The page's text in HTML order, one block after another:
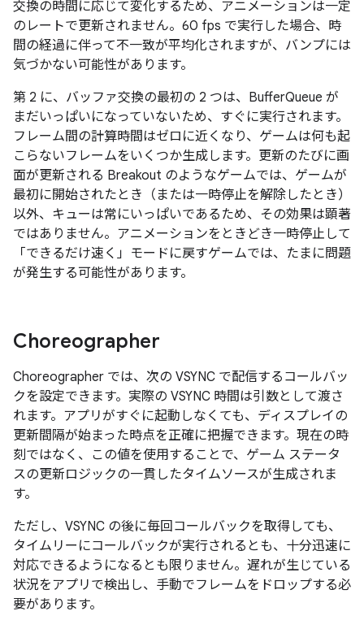
交換の時間に応じて変化するため、アニメーションは一定
のレートで更新されません。60 fps で実行した場合、時
間の経過に伴って不一致が平均化されますが、バンプには
気づかない可能性があります。
第 2 に、バッファ交換の最初の 2 つは、BufferQueue が
まだいっぱいになっていないため、すぐに実行されます。
フレーム間の計算時間はゼロに近くなり、ゲームは何も起
こらないフレームをいくつか生成します。更新のたびに画
面が更新される Breakout のようなゲームでは、ゲームが
最初に開始されたとき（または一時停止を解除したとき）
以外、キューは常にいっぱいであるため、その効果は顕著
ではありません。アニメーションをときどき一時停止して
「できるだけ速く」モードに戻すゲームでは、たまに問題
が発生する可能性があります。
Choreographer
Choreographer では、次の VSYNC で配信するコールバッ
クを設定できます。実際の VSYNC 時間は引数として渡さ
れます。アプリがすぐに起動しなくても、ディスプレイの
更新間隔が始まった時点を正確に把握できます。現在の時
刻ではなく、この値を使用することで、ゲーム ステータ
スの更新ロジックの一貫したタイムソースが生成されま
す。
ただし、VSYNC の後に毎回コールバックを取得しても、
タイムリーにコールバックが実行されるとも、十分迅速に
対応できるようになるとも限りません。遅れが生じている
状況をアプリで検出し、手動でフレームをドロップする必
要があります。